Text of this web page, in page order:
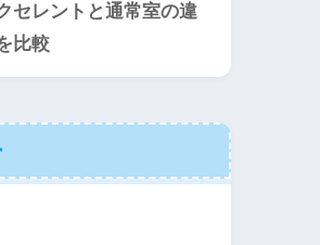
セレントと通常室の違
比較